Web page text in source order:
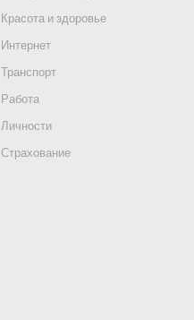
Красота и здоровье
Интернет
Транспорт
Работа
Личности
Страхование